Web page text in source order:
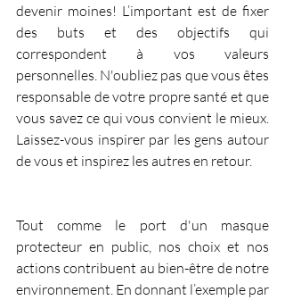
devenir moines! L’important est de fixer
des buts et des objectifs qui
correspondent à vos valeurs
personnelles. N'oubliez pas que vous êtes
responsable de votre propre santé et que
vous savez ce qui vous convient le mieux.
Laissez-vous inspirer par les gens autour
de vous et inspirez les autres en retour.
Tout comme le port d'un masque
protecteur en public, nos choix et nos
actions contribuent au bien-être de notre
environnement. En donnant l’exemple par